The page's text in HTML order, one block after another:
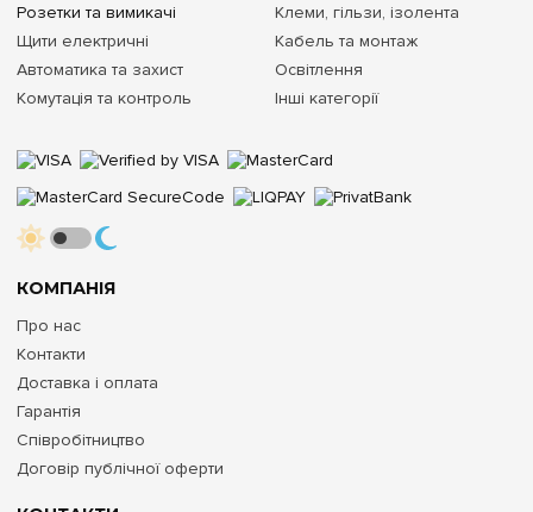
КОМПАНІЯ
Про нас
Контакти
Доставка і оплата
Гарантія
Співробітництво
Договір публічної оферти
Розетки та вимикачі
Щити електричні
Автоматика та захист
Комутація та контроль
Клеми, гільзи, ізолента
Кабель та монтаж
Освітлення
Інші категорії